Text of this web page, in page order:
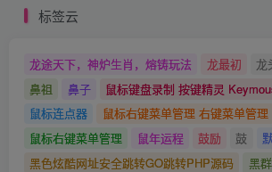
标签云
龙途天下，神炉生肖，熔铸玩法 龙最初 龙
鼻祖
鼻子
鼠标键盘录制 按键精灵
鼠标连点器
鼠标右键菜单管理 右键菜单管理
鼠标右键菜单管理
鼠年运程 鼓励 鼓
黑色炫酷网址安全跳转GO跳转PHP源码
黑